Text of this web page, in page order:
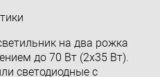
на два рожка
до 70 Вт (2x35 Вт).
светодиодные с